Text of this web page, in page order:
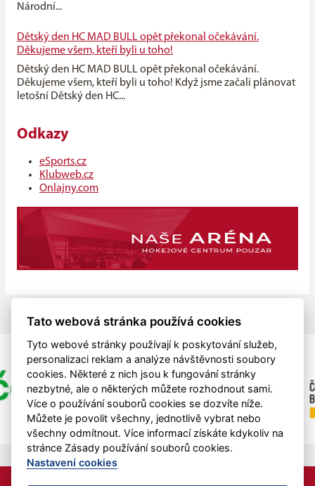
Národní...
Dětský den HC MAD BULL opět překonal očekávání.
Děkujeme všem, kteří byli u toho!
Dětský den HC MAD BULL opět překonal očekávání.
Děkujeme všem, kteří byli u toho! Když jsme začali plánovat
letošní Dětský den HC...
Odkazy
eSports.cz
Klubweb.cz
Onlajny.com
Tato webová stránka používá cookies
Tyto webové stránky používají k poskytování služeb,
personalizaci reklam a analýze návštěvnosti soubory
cookies. Některé z nich jsou k fungování stránky
nezbytné, ale o některých můžete rozhodnout sami.
Více o používání souborů cookies se dozvíte níže.
Můžete je povolit všechny, jednotlivě vybrat nebo
všechny odmítnout. Více informací získáte kdykoliv na
stránce Zásady používání souborů cookies.
Nastavení cookies